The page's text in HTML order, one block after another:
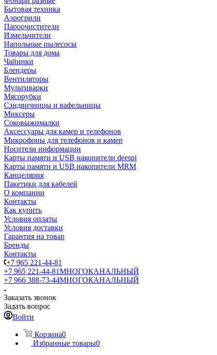
Бытовая техника
Аэрогрили
Пароочистители
Измельчители
Напольные пылесосы
Товары для дома
Чайники
Блендеры
Вентиляторы
Мультиварки
Мясорубки
Сэндвичницы и вафельницы
Миксеры
Соковыжималки
Аксессуары для камер и телефонов
Микрофоны для телефонов и камер
Носители информации
Карты памяти и USB накопители deespi
Карты памяти и USB накопители MRM
Канцелярия
Пакетики для кабелей
О компании
Контакты
Как купить
Условия оплаты
Условия доставки
Гарантия на товар
Бренды
Контакты
+7 965 221-44-81
+7 965 221-44-81МНОГОКАНАЛЬНЫЙ
+7 966 388-73-44МНОГОКАНАЛЬНЫЙ
Заказать звонок
Задать вопрос
Войти
Корзина0
Избранные товары0